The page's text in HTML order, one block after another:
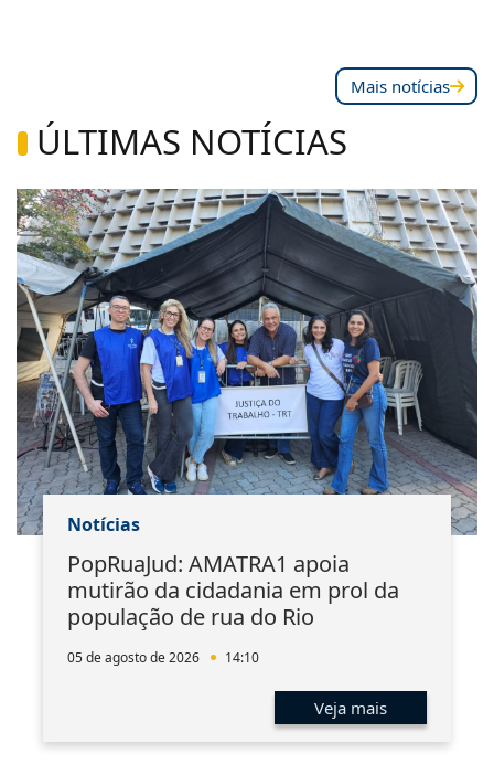
Mais notícias
ÚLTIMAS NOTÍCIAS
Notícias
PopRuaJud: AMATRA1 apoia
mutirão da cidadania em prol da
população de rua do Rio
05 de agosto de 2026 14:10
Veja mais